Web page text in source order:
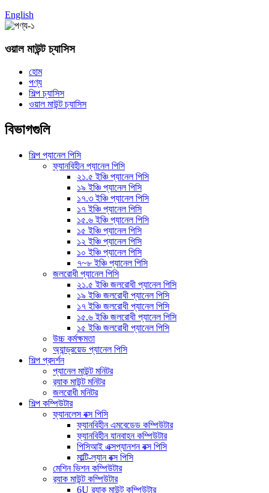
English
ওয়াল মাউন্ট চ্যাসিস
হোম
পণ্য
শিল্প চ্যাসিস
ওয়াল মাউন্ট চ্যাসিস
বিভাগগুলি
শিল্প প্যানেল পিসি
ফ্যানবিহীন প্যানেল পিসি
২১.৫ ইঞ্চি প্যানেল পিসি
১৯ ইঞ্চি প্যানেল পিসি
১৭.৩ ইঞ্চি প্যানেল পিসি
১৭ ইঞ্চি প্যানেল পিসি
১৫.৬ ইঞ্চি প্যানেল পিসি
১৫ ইঞ্চি প্যানেল পিসি
১২ ইঞ্চি প্যানেল পিসি
১০ ইঞ্চি প্যানেল পিসি
৭~৮ ইঞ্চি প্যানেল পিসি
জলরোধী প্যানেল পিসি
২১.৫ ইঞ্চি জলরোধী প্যানেল পিসি
১৯ ইঞ্চি জলরোধী প্যানেল পিসি
১৭ ইঞ্চি জলরোধী প্যানেল পিসি
১৫.৬ ইঞ্চি জলরোধী প্যানেল পিসি
১৫ ইঞ্চি জলরোধী প্যানেল পিসি
উচ্চ কর্মক্ষমতা
অ্যান্ড্রয়েড প্যানেল পিসি
শিল্প প্রদর্শন
প্যানেল মাউন্ট মনিটর
র‍্যাক মাউন্ট মনিটর
জলরোধী মনিটর
শিল্প কম্পিউটার
ফ্যানলেস বক্স পিসি
ফ্যানবিহীন এমবেডেড কম্পিউটার
ফ্যানবিহীন যানবাহন কম্পিউটার
পিসিআই এক্সপ্যানশন বক্স পিসি
মাল্টি-ল্যান বক্স পিসি
মেশিন ভিশন কম্পিউটার
র‍্যাক মাউন্ট কম্পিউটার
6U র‍্যাক মাউন্ট কম্পিউটার